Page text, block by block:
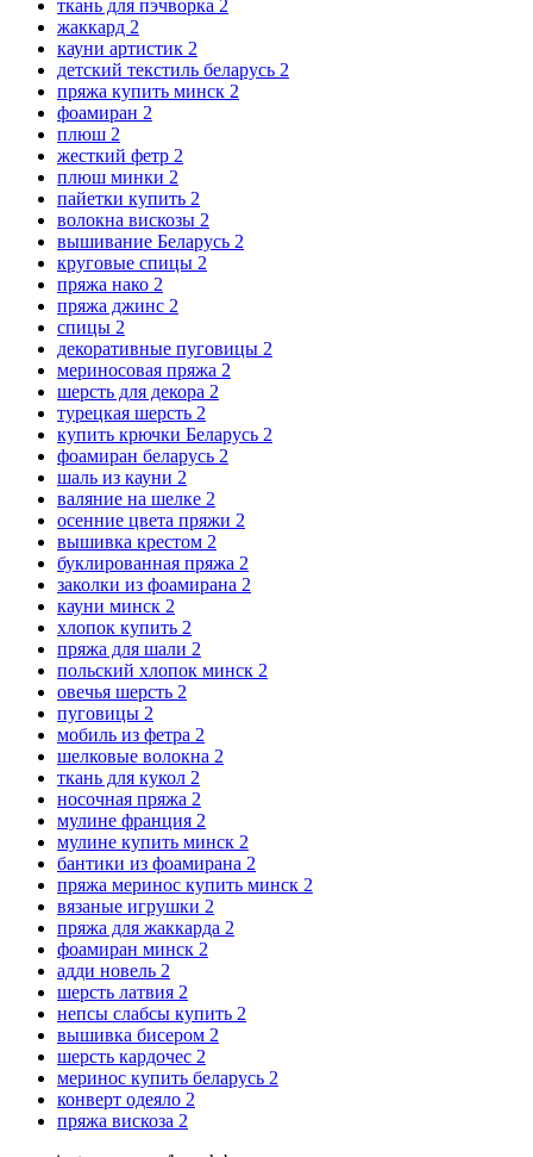
ткань для пэчворка 2
жаккард 2
кауни артистик 2
детский текстиль беларусь 2
пряжа купить минск 2
фоамиран 2
плюш 2
жесткий фетр 2
плюш минки 2
пайетки купить 2
волокна вискозы 2
вышивание Беларусь 2
круговые спицы 2
пряжа нако 2
пряжа джинс 2
спицы 2
декоративные пуговицы 2
мериносовая пряжа 2
шерсть для декора 2
турецкая шерсть 2
купить крючки Беларусь 2
фоамиран беларусь 2
шаль из кауни 2
валяние на шелке 2
осенние цвета пряжи 2
вышивка крестом 2
буклированная пряжа 2
заколки из фоамирана 2
кауни минск 2
хлопок купить 2
пряжа для шали 2
польский хлопок минск 2
овечья шерсть 2
пуговицы 2
мобиль из фетра 2
шелковые волокна 2
ткань для кукол 2
носочная пряжа 2
мулине франция 2
мулине купить минск 2
бантики из фоамирана 2
пряжа меринос купить минск 2
вязаные игрушки 2
пряжа для жаккарда 2
фоамиран минск 2
адди новель 2
шерсть латвия 2
непсы слабсы купить 2
вышивка бисером 2
шерсть кардочес 2
меринос купить беларусь 2
конверт одеяло 2
пряжа вискоза 2